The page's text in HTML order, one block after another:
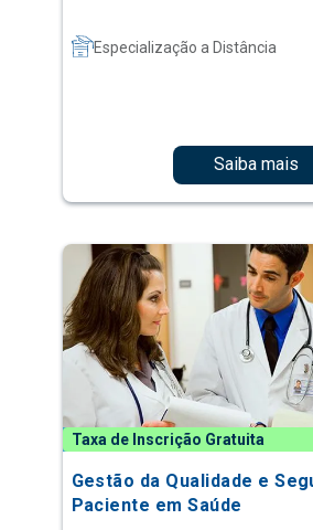
Especialização a Distância
Saiba mais
Taxa de Inscrição Gratuita
Gestão da Qualidade e
Paciente em Saúde